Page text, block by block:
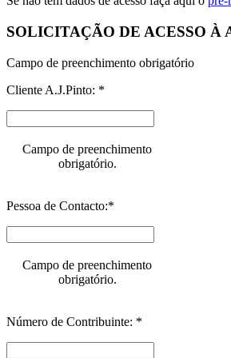
SOLICITAÇÃO DE ACESSO À
Campo de preenchimento obrigatório
Cliente A.J.Pinto: *
Campo de preenchimento
obrigatório.
Pessoa de Contacto:*
Campo de preenchimento
obrigatório.
Número de Contribuinte: *